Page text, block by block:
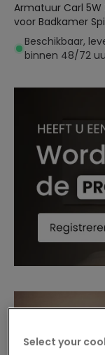
Armatuur Carl 5W
voor Badkamer
Beschikbaar,
binnen 48/72
Select your